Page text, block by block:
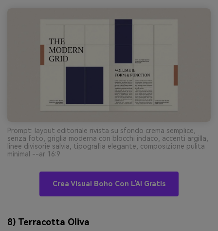
Prompt: layout editoriale rivista su sfondo crema semplice,
senza foto, griglia moderna con blocchi indaco, accenti argilla,
linee divisorie salvia, tipografia elegante, composizione pulita
minimal --ar 16:9
Crea Visual Boho Con L'AI Gratis
8) Terracotta Oliva